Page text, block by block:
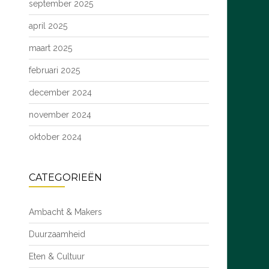
september 2025
april 2025
maart 2025
februari 2025
december 2024
november 2024
oktober 2024
CATEGORIEËN
Ambacht & Makers
Duurzaamheid
Eten & Cultuur